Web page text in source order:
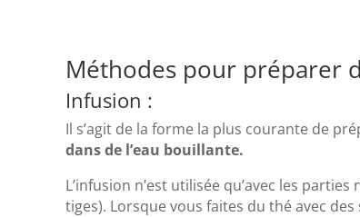
Méthodes pour préparer
Infusion :
Il s’agit de la forme la plus courante de
dans de l’eau bouillante.
L’infusion n’est utilisée qu’avec les
tiges). Lorsque vous faites du thé avec